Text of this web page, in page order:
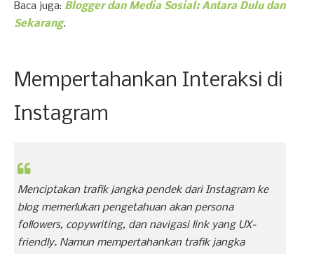
Baca juga: Blogger dan Media Sosial: Antara Dulu dan
Sekarang.
Mempertahankan Interaksi di
Instagram
Menciptakan trafik jangka pendek dari Instagram ke
blog memerlukan pengetahuan akan persona
followers, copywriting, dan navigasi link yang UX-
friendly. Namun mempertahankan trafik jangka